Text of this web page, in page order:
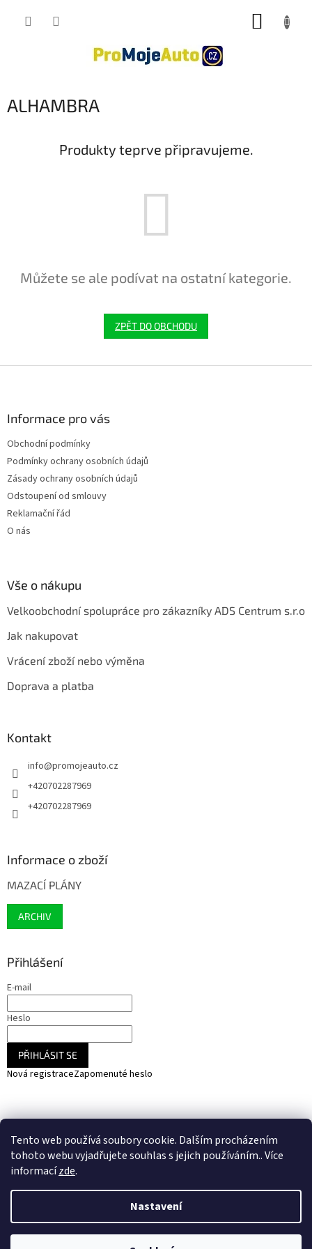
Tento web používá soubory cookie. Dalším procházením
tohoto webu vyjadřujete souhlas s jejich používáním.. Více
informacízde.
Nastavení
ALHAMBRA
Produkty teprve připravujeme.
Můžete se ale podívat na ostatní kategorie.
ZPĚT DO OBCHODU
Informace pro vás
Obchodní podmínky
Podmínky ochrany osobních údajů
Zásady ochrany osobních údajů
Odstoupení od smlouvy
Reklamační řád
O nás
Vše o nákupu
Velkoobchodní spolupráce pro zákazníky ADS Centrum s.r.o
Jak nakupovat
Vrácení zboží nebo výměna
Doprava a platba
Kontakt
info@promojeauto.cz
+420702287969
+420702287969
Informace o zboží
MAZACÍ PLÁNY
ARCHIV
Přihlášení
E-mail
Heslo
PŘIHLÁSIT SE
Nová registraceZapomenuté heslo
SOLARCZ.cz - Vše pro solární energie a fotovoltaiku
Vytvořil Shoptet